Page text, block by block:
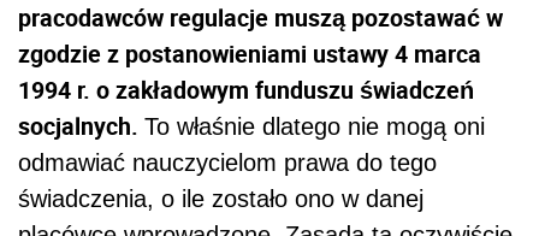
pracodawców regulacje muszą pozostawać w
zgodzie z postanowieniami ustawy 4 marca
1994 r. o zakładowym funduszu świadczeń
socjalnych. To właśnie dlatego nie mogą oni
odmawiać nauczycielom prawa do tego
świadczenia, o ile zostało ono w danej